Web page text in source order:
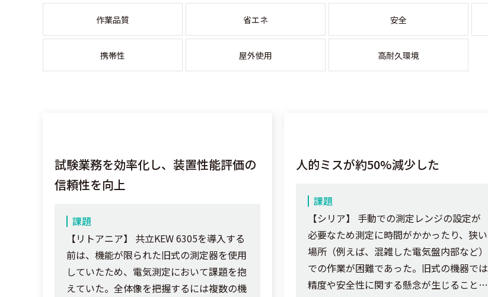
作業品質 省エネ 安全
携帯性 屋外使用 高耐久環境
試験業務を効率化し、装置性能評価の
信頼性を向上
課題
【リトアニア】 共立KEW 6305を導入する
前は、機能が限られた旧式の測定器を使用
していたため、電気測定において課題を抱
えていた。全体像を把握するには複数の機
人的ミスが約50%減少した
課題
【シリア】 手動での測定レンジの設定が
必要なため測定に時間がかかったり、狭い
場所（例えば、混雑した電気盤内部など）
での作業が困難であった。旧式の機器では
精度や安全性に関する懸念が生じることも